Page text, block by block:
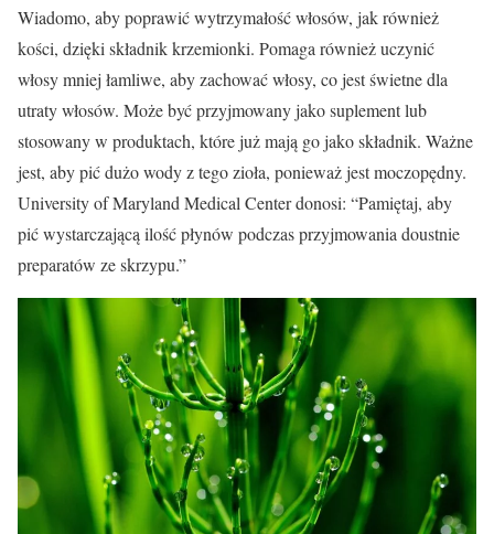
Wiadomo, aby poprawić wytrzymałość włosów, jak również
kości, dzięki składnik krzemionki. Pomaga również uczynić
włosy mniej łamliwe, aby zachować włosy, co jest świetne dla
utraty włosów. Może być przyjmowany jako suplement lub
stosowany w produktach, które już mają go jako składnik. Ważne
jest, aby pić dużo wody z tego zioła, ponieważ jest moczopędny.
University of Maryland Medical Center donosi: “Pamiętaj, aby
pić wystarczającą ilość płynów podczas przyjmowania doustnie
preparatów ze skrzypu.”